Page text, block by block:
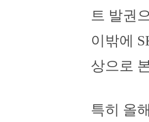
트 발권
이밖에
상으로
특히 올